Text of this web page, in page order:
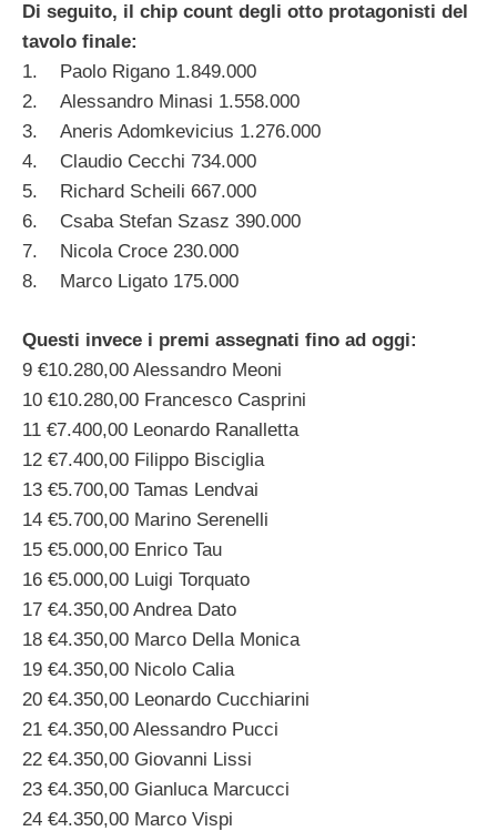
Di seguito, il chip count degli otto protagonisti del
tavolo finale:
1. Paolo Rigano 1.849.000
2. Alessandro Minasi 1.558.000
3. Aneris Adomkevicius 1.276.000
4. Claudio Cecchi 734.000
5. Richard Scheili 667.000
6. Csaba Stefan Szasz 390.000
7. Nicola Croce 230.000
8. Marco Ligato 175.000
Questi invece i premi assegnati fino ad oggi:
9 €10.280,00 Alessandro Meoni
10 €10.280,00 Francesco Casprini
11 €7.400,00 Leonardo Ranalletta
12 €7.400,00 Filippo Bisciglia
13 €5.700,00 Tamas Lendvai
14 €5.700,00 Marino Serenelli
15 €5.000,00 Enrico Tau
16 €5.000,00 Luigi Torquato
17 €4.350,00 Andrea Dato
18 €4.350,00 Marco Della Monica
19 €4.350,00 Nicolo Calia
20 €4.350,00 Leonardo Cucchiarini
21 €4.350,00 Alessandro Pucci
22 €4.350,00 Giovanni Lissi
23 €4.350,00 Gianluca Marcucci
24 €4.350,00 Marco Vispi